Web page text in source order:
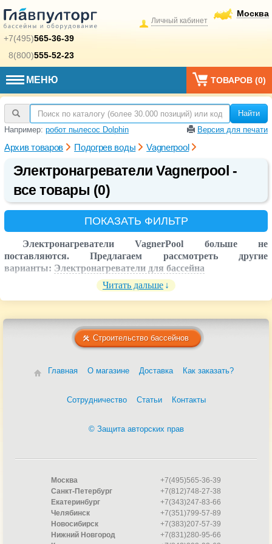
+7(495)565-36-39
8(800)555-52-23
Москва
Личный кабинет
МЕНЮ ТОВАРОВ (0)
Найти
Например: робот пылесос Dolphin Версия для печати
Архив товаров Подогрев воды Vagnerpool
Электронагреватели Vagnerpool -
все товары (0)
ПОКАЗАТЬ ФИЛЬТР
Электронагреватели VagnerPool больше не
поставляются. Предлагаем рассмотреть другие
варианты: Электронагреватели для бассейна
Читать дальше
Строительство бассейнов
Главная О магазине Доставка Как заказать?
Сотрудничество Статьи Контакты
© Защита авторских прав
Москва
+7(495)565-36-39
Санкт-Петербург
+7(812)748-27-38
Екатеринбург
+7(343)247-83-66
Челябинск
+7(351)799-57-89
Новосибирск
+7(383)207-57-39
Нижний Новгород
+7(831)280-95-66